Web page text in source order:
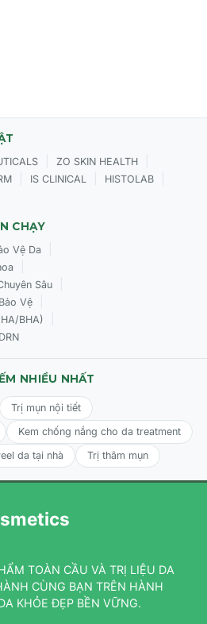
ZO SKIN HEALTH
IS CLINICAL HISTOLAB
CHẠY
Vệ Da
Sâu
Vệ
BHA)
NHIỀU NHẤT
Trị mụn nội tiết
Kem chống nắng cho da treatment
da tại nhà Trị thâm mụn
TOÀN CẦU VÀ TRỊ LIỆU DA
CÙNG BẠN TRÊN HÀNH
KHỎE ĐẸP BỀN VỮNG.